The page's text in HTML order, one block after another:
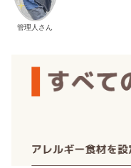
管理人さん